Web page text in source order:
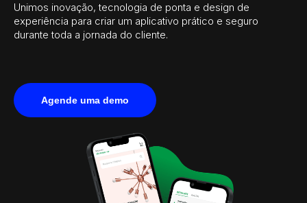
Unimos inovação, tecnologia de ponta e design de
experiência para criar um aplicativo prático e seguro
durante toda a jornada do cliente.
Agende uma demo